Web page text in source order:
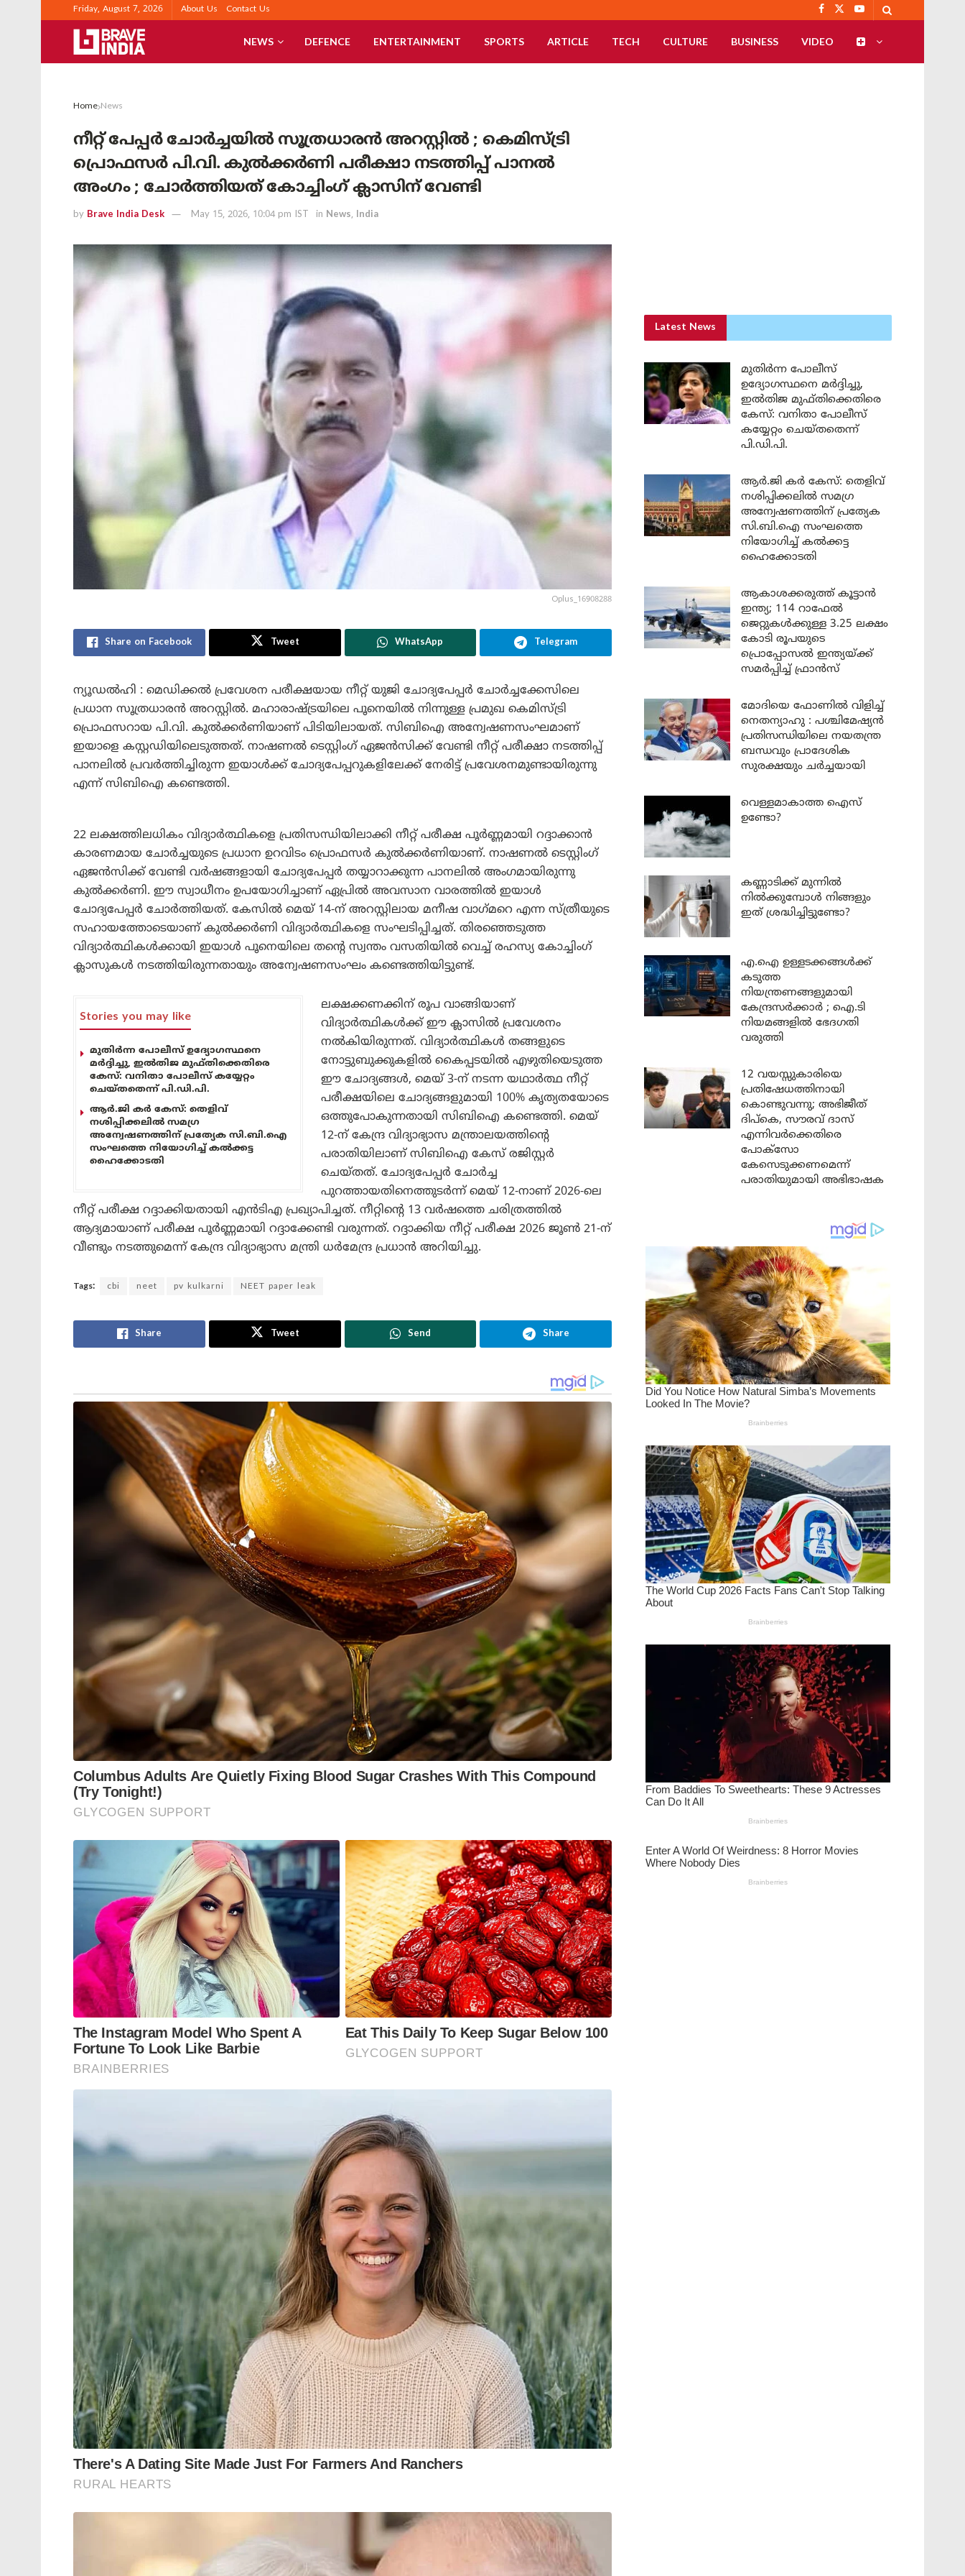
Friday, August 7, 2026 About Us Contact Us
NEWS DEFENCE ENTERTAINMENT SPORTS ARTICLE TECH CULTURE BUSINESS VIDEO
Home News
നീറ്റ് പേപ്പർ ചോർച്ചയിൽ സൂത്രധാരൻ അറസ്റ്റിൽ ; കെമിസ്ട്രി
പ്രൊഫസർ പി.വി. കുൽക്കർണി പരീക്ഷാ നടത്തിപ്പ് പാനൽ
അംഗം ; ചോർത്തിയത് കോച്ചിംഗ് ക്ലാസിന് വേണ്ടി
by Brave India Desk May 15, 2026, 10:04 pm IST in News, India
Oplus_16908288
Share on Facebook Tweet WhatsApp Telegram
ന്യൂഡൽഹി : മെഡിക്കൽ പ്രവേശന പരീക്ഷയായ നീറ്റ് യുജി ചോദ്യപേപ്പർ ചോർച്ചക്കേസിലെ
പ്രധാന സൂത്രധാരൻ അറസ്റ്റിൽ. മഹാരാഷ്ട്രയിലെ പൂനെയിൽ നിന്നുള്ള പ്രമുഖ കെമിസ്ട്രി
പ്രൊഫസറായ പി.വി. കുൽക്കർണിയാണ് പിടിയിലായത്. സിബിഐ അന്വേഷണസംഘമാണ്
ഇയാളെ കസ്റ്റഡിയിലെടുത്തത്. നാഷണൽ ടെസ്റ്റിംഗ് ഏജൻസിക്ക് വേണ്ടി നീറ്റ് പരീക്ഷാ നടത്തിപ്പ്
പാനലിൽ പ്രവർത്തിച്ചിരുന്ന ഇയാൾക്ക് ചോദ്യപേപ്പറുകളിലേക്ക് നേരിട്ട് പ്രവേശനമുണ്ടായിരുന്നു
എന്ന് സിബിഐ കണ്ടെത്തി.
22 ലക്ഷത്തിലധികം വിദ്യാർത്ഥികളെ പ്രതിസന്ധിയിലാക്കി നീറ്റ് പരീക്ഷ പൂർണ്ണമായി റദ്ദാക്കാൻ
കാരണമായ ചോർച്ചയുടെ പ്രധാന ഉറവിടം പ്രൊഫസർ കുൽക്കർണിയാണ്. നാഷണൽ ടെസ്റ്റിംഗ്
ഏജൻസിക്ക് വേണ്ടി വർഷങ്ങളായി ചോദ്യപേപ്പർ തയ്യാറാക്കുന്ന പാനലിൽ അംഗമായിരുന്നു
കുൽക്കർണി. ഈ സ്വാധീനം ഉപയോഗിച്ചാണ് ഏപ്രിൽ അവസാന വാരത്തിൽ ഇയാൾ
ചോദ്യപേപ്പർ ചോർത്തിയത്. കേസിൽ മെയ് 14-ന് അറസ്റ്റിലായ മനീഷ വാഗ്‌മറെ എന്ന സ്ത്രീയുടെ
സഹായത്തോടെയാണ് കുൽക്കർണി വിദ്യാർത്ഥികളെ സംഘടിപ്പിച്ചത്. തിരഞ്ഞെടുത്ത
വിദ്യാർത്ഥികൾക്കായി ഇയാൾ പൂനെയിലെ തന്റെ സ്വന്തം വസതിയിൽ വെച്ച് രഹസ്യ കോച്ചിംഗ്
ക്ലാസുകൾ നടത്തിയിരുന്നതായും അന്വേഷണസംഘം കണ്ടെത്തിയിട്ടുണ്ട്.
Stories you may like
മുതിർന്ന പോലീസ് ഉദ്യോഗസ്ഥനെ
മർദ്ദിച്ചു, ഇൽതിജ മുഫ്തിക്കെതിരെ
കേസ്: വനിതാ പോലീസ് കയ്യേറ്റം
ചെയ്തതെന്ന് പി.ഡി.പി.
ആർ.ജി കർ കേസ്: തെളിവ്
നശിപ്പിക്കലിൽ സമഗ്ര
അന്വേഷണത്തിന് പ്രത്യേക സി.ബി.ഐ
സംഘത്തെ നിയോഗിച്ച് കൽക്കട്ട
ഹൈക്കോടതി
ലക്ഷക്കണക്കിന് രൂപ വാങ്ങിയാണ്
വിദ്യാർത്ഥികൾക്ക് ഈ ക്ലാസിൽ പ്രവേശനം
നൽകിയിരുന്നത്. വിദ്യാർത്ഥികൾ തങ്ങളുടെ
നോട്ടുബുക്കുകളിൽ കൈപ്പടയിൽ എഴുതിയെടുത്ത
ഈ ചോദ്യങ്ങൾ, മെയ് 3-ന് നടന്ന യഥാർത്ഥ നീറ്റ്
പരീക്ഷയിലെ ചോദ്യങ്ങളുമായി 100% കൃത്യതയോടെ
ഒത്തുപോകുന്നതായി സിബിഐ കണ്ടെത്തി. മെയ്
12-ന് കേന്ദ്ര വിദ്യാഭ്യാസ മന്ത്രാലയത്തിന്റെ
പരാതിയിലാണ് സിബിഐ കേസ് രജിസ്റ്റർ
ചെയ്തത്. ചോദ്യപേപ്പർ ചോർച്ച
പുറത്തായതിനെത്തുടർന്ന് മെയ് 12-നാണ് 2026-ലെ
നീറ്റ് പരീക്ഷ റദ്ദാക്കിയതായി എൻടിഎ പ്രഖ്യാപിച്ചത്. നീറ്റിന്റെ 13 വർഷത്തെ ചരിത്രത്തിൽ
ആദ്യമായാണ് പരീക്ഷ പൂർണ്ണമായി റദ്ദാക്കേണ്ടി വരുന്നത്. റദ്ദാക്കിയ നീറ്റ് പരീക്ഷ 2026 ജൂൺ 21-ന്
വീണ്ടും നടത്തുമെന്ന് കേന്ദ്ര വിദ്യാഭ്യാസ മന്ത്രി ധർമേന്ദ്ര പ്രധാൻ അറിയിച്ചു.
Tags: cbi neet pv kulkarni NEET paper leak
Share Tweet Send Share
Latest News
മുതിർന്ന പോലീസ്
ഉദ്യോഗസ്ഥനെ മർദ്ദിച്ചു,
ഇൽതിജ മുഫ്തിക്കെതിരെ
കേസ്: വനിതാ പോലീസ്
കയ്യേറ്റം ചെയ്തതെന്ന്
പി.ഡി.പി.
ആർ.ജി കർ കേസ്: തെളിവ്
നശിപ്പിക്കലിൽ സമഗ്ര
അന്വേഷണത്തിന് പ്രത്യേക
സി.ബി.ഐ സംഘത്തെ
നിയോഗിച്ച് കൽക്കട്ട
ഹൈക്കോടതി
ആകാശക്കരുത്ത് കൂട്ടാൻ
ഇന്ത്യ; 114 റാഫേൽ
ജെറ്റുകൾക്കുള്ള 3.25 ലക്ഷം
കോടി രൂപയുടെ
പ്രൊപ്പോസൽ ഇന്ത്യയ്ക്ക്
സമർപ്പിച്ച് ഫ്രാൻസ്
മോദിയെ ഫോണിൽ വിളിച്ച്
നെതന്യാഹു : പശ്ചിമേഷ്യൻ
പ്രതിസന്ധിയിലെ നയതന്ത്ര
ബന്ധവും പ്രാദേശിക
സുരക്ഷയും ചർച്ചയായി
വെള്ളമാകാത്ത ഐസ്
ഉണ്ടോ?
കണ്ണാടിക്ക് മുന്നിൽ
നിൽക്കുമ്പോൾ നിങ്ങളും
ഇത് ശ്രദ്ധിച്ചിട്ടുണ്ടോ?
എ.ഐ ഉള്ളടക്കങ്ങൾക്ക്
കടുത്ത
നിയന്ത്രണങ്ങളുമായി
കേന്ദ്രസർക്കാർ ; ഐ.ടി
നിയമങ്ങളിൽ ഭേദഗതി
വരുത്തി
12 വയസ്സുകാരിയെ
പ്രതിഷേധത്തിനായി
കൊണ്ടുവന്നു; അഭിജീത്
ദിപ്കെ, സൗരവ് ദാസ്
എന്നിവർക്കെതിരെ
പോക്സോ
കേസെടുക്കണമെന്ന്
പരാതിയുമായി അഭിഭാഷക